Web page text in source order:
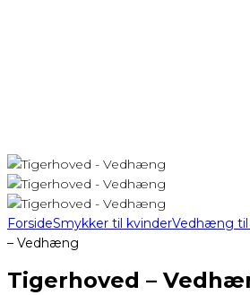
ForsideSmykker til kvinderVedhæng
– Vedhæng
Tigerhoved –